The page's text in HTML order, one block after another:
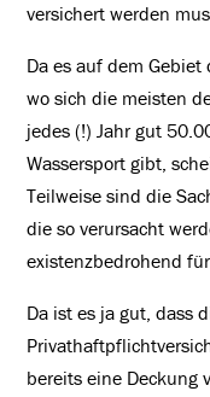
versichert werden
Da es auf dem
wo sich die meisten
jedes (!) Jahr gut
Wassersport gibt,
Teilweise sind die
die so verursacht
existenzbedrohend
Da ist es ja gut, dass
bereits eine Deckung